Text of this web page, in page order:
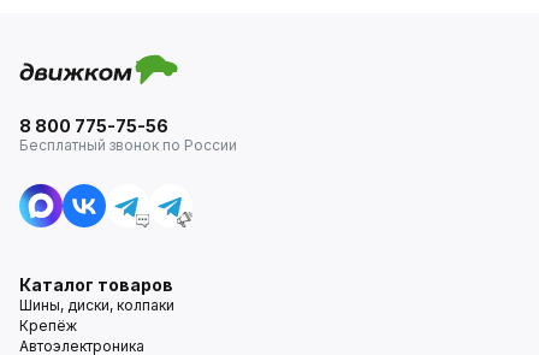
8 800 775-75-56
Бесплатный звонок по России
Каталог товаров
Шины, диски, колпаки
Крепёж
Автоэлектроника